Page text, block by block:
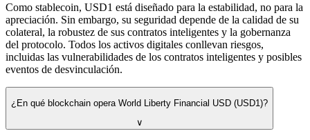
Como stablecoin, USD1 está diseñado para la estabilidad, no para la
apreciación. Sin embargo, su seguridad depende de la calidad de su
colateral, la robustez de sus contratos inteligentes y la gobernanza
del protocolo. Todos los activos digitales conllevan riesgos,
incluidas las vulnerabilidades de los contratos inteligentes y posibles
eventos de desvinculación.
¿En qué blockchain opera World Liberty Financial USD (USD1)?
∨